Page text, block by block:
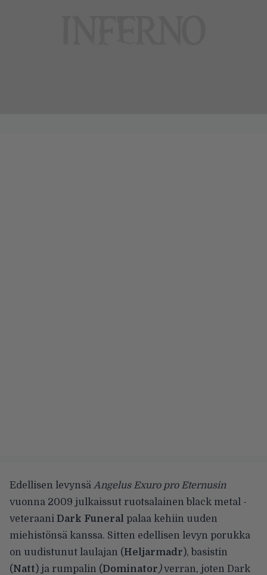
Edellisen levynsä Angelus Exuro pro Eternusin
vuonna 2009 julkaissut ruotsalainen black metal -
veteraani Dark Funeral palaa kehiin uuden
miehistönsä kanssa. Sitten edellisen levyn porukka
on uudistunut laulajan (Heljarmadr), basistin
(Natt) ja rumpalin (Dominator)verran, joten Dark